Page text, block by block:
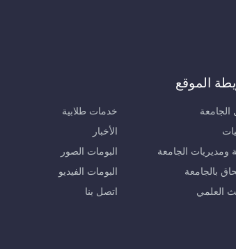
الموقع
ومديريات الجامعة
بالجامعة
العلمي
خدمات طلابية
الأخبار
البومات الصور
البومات الفيديو
اتصل بنا